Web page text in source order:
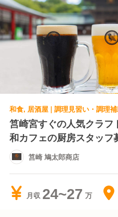
和食, 居酒屋 | 調理見習い・調理
筥崎宮すぐの人気クラフ
和カフェの厨房スタッフ
筥崎 鳩太郎商店
月収 24~27